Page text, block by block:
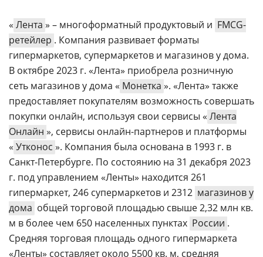
« Лента » – многоформатный продуктовый и FMCG-
ретейлер . Компания развивает форматы
гипермаркетов, супермаркетов и магазинов у дома.
В октябре 2023 г. «Лента» приобрела розничную
сеть магазинов у дома « Монетка ». «Лента» также
предоставляет покупателям возможность совершать
покупки онлайн, используя свои сервисы « Лента
Онлайн », сервисы онлайн-партнеров и платформы
« Утконос ». Компания была основана в 1993 г. в
Санкт-Петербурге. По состоянию на 31 декабря 2023
г. под управлением «Ленты» находится 261
гипермаркет, 246 супермаркетов и 2312 магазинов у
дома общей торговой площадью свыше 2,32 млн кв.
м в более чем 650 населенных пунктах России .
Средняя торговая площадь одного гипермаркета
«Ленты» составляет около 5500 кв. м, средняя